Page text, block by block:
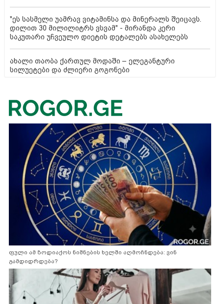
"ეს სასმელი უამრავ ვიტამინსა და მინერალს შეიცავს.
დილით 30 მილილიტრს ვსვამ" - მირანდა კერი
საკუთარი უჩვეულო დიეტის დეტალებს ასახელებს
ახალი თაობა ქართულ მოდაში – ელეგანტური
სილუეტები და ძლიერი გოგონები
ფული ამ ზოდიაქოს ნიშნების ხელში აღმოჩნდება: ვინ
გამდიდრდება?